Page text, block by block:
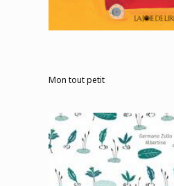
Mon tout petit